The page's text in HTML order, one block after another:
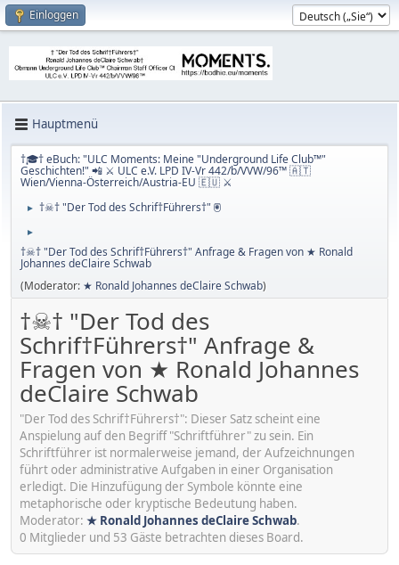
Einloggen
Hauptmenü
†🎓† eBuch: "ULC Moments: Meine "Underground Life Club™"
Geschichten!" 📲 ⚔ ULC e.V. LPD IV-Vr 442/b/VVW/96™ 🇦🇹
Wien/Vienna-Österreich/Austria-EU 🇪🇺 ⚔
► †☠† "Der Tod des Schrif†Führers†" 🖲
►
†☠† "Der Tod des Schrif†Führers†" Anfrage & Fragen von ★ Ronald
Johannes deClaire Schwab
(Moderator: ★ Ronald Johannes deClaire Schwab)
†☠† "Der Tod des
Schrif†Führers†" Anfrage &
Fragen von ★ Ronald Johannes
deClaire Schwab
"Der Tod des Schrif†Führers†": Dieser Satz scheint eine
Anspielung auf den Begriff "Schriftführer" zu sein. Ein
Schriftführer ist normalerweise jemand, der Aufzeichnungen
führt oder administrative Aufgaben in einer Organisation
erledigt. Die Hinzufügung der Symbole könnte eine
metaphorische oder kryptische Bedeutung haben.
Moderator: ★ Ronald Johannes deClaire Schwab.
0 Mitglieder und 53 Gäste betrachten dieses Board.